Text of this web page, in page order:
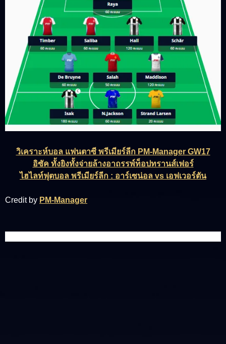
วิเคราะห์บอล แฟนตาซี พรีเมียร์ลีก PM-Manager GW17
อิซัค ทั้งยิงทั้งจ่ายล้างอาถรรพ์ท็อปทรานส์เฟอร์
ไฮไลท์ฟุตบอล พรีเมียร์ลีก : อาร์เซน่อล vs เอฟเวอร์ตัน
Credit by PM-Manager